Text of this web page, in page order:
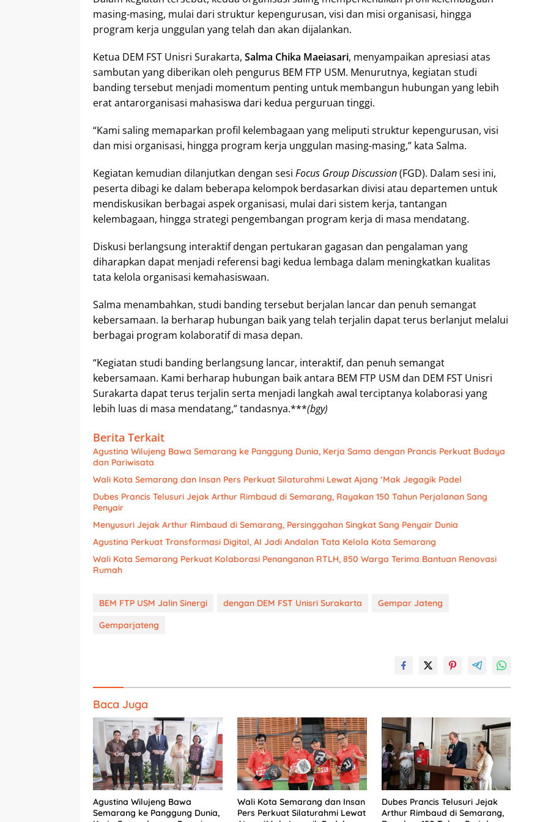
masing-masing, mulai dari struktur kepengurusan, visi dan misi organisasi, hingga
program kerja unggulan yang telah dan akan dijalankan.
Ketua DEM FST Unisri Surakarta, Salma Chika Maeiasari, menyampaikan apresiasi atas
sambutan yang diberikan oleh pengurus BEM FTP USM. Menurutnya, kegiatan studi
banding tersebut menjadi momentum penting untuk membangun hubungan yang lebih
erat antarorganisasi mahasiswa dari kedua perguruan tinggi.
“Kami saling memaparkan profil kelembagaan yang meliputi struktur kepengurusan, visi
dan misi organisasi, hingga program kerja unggulan masing-masing,” kata Salma.
Kegiatan kemudian dilanjutkan dengan sesi Focus Group Discussion(FGD). Dalam sesi ini,
peserta dibagi ke dalam beberapa kelompok berdasarkan divisi atau departemen untuk
mendiskusikan berbagai aspek organisasi, mulai dari sistem kerja, tantangan
kelembagaan, hingga strategi pengembangan program kerja di masa mendatang.
Diskusi berlangsung interaktif dengan pertukaran gagasan dan pengalaman yang
diharapkan dapat menjadi referensi bagi kedua lembaga dalam meningkatkan kualitas
tata kelola organisasi kemahasiswaan.
Salma menambahkan, studi banding tersebut berjalan lancar dan penuh semangat
kebersamaan. Ia berharap hubungan baik yang telah terjalin dapat terus berlanjut melalui
berbagai program kolaboratif di masa depan.
“Kegiatan studi banding berlangsung lancar, interaktif, dan penuh semangat
kebersamaan. Kami berharap hubungan baik antara BEM FTP USM dan DEM FST Unisri
Surakarta dapat terus terjalin serta menjadi langkah awal terciptanya kolaborasi yang
lebih luas di masa mendatang,” tandasnya.***(bgy)
Berita Terkait
Agustina Wilujeng Bawa Semarang ke Panggung Dunia, Kerja Sama dengan Prancis Perkuat Budaya
dan Pariwisata
Wali Kota Semarang dan Insan Pers Perkuat Silaturahmi Lewat Ajang ‘Mak Jegagik Padel
Dubes Prancis Telusuri Jejak Arthur Rimbaud di Semarang, Rayakan 150 Tahun Perjalanan Sang
Penyair
Menyusuri Jejak Arthur Rimbaud di Semarang, Persinggahan Singkat Sang Penyair Dunia
Agustina Perkuat Transformasi Digital, AI Jadi Andalan Tata Kelola Kota Semarang
Wali Kota Semarang Perkuat Kolaborasi Penanganan RTLH, 850 Warga Terima Bantuan Renovasi
Rumah
BEM FTP USM Jalin Sinergi dengan DEM FST Unisri Surakarta
Gempar Jateng
Gemparjateng
Baca Juga
Agustina Wilujeng Bawa
Semarang ke Panggung Dunia,
Wali Kota Semarang dan Insan
Pers Perkuat Silaturahmi Lewat
Dubes Prancis Telusuri Jejak
Arthur Rimbaud di Semarang,